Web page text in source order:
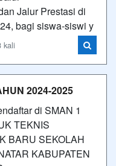
Jalur Prestasi di
bagi siswa-siswi y
kali
2024-2025
di SMAN 1
TEKNIS
BARU SEKOLAH
KABUPATEN